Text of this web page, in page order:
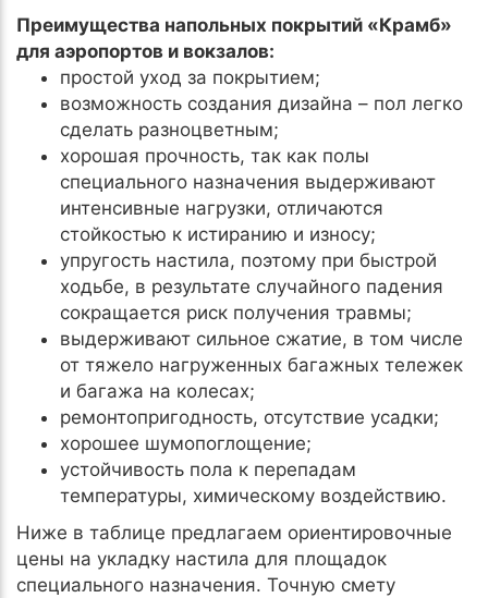
Преимущества напольных покрытий «Крамб»
для аэропортов и вокзалов:
простой уход за покрытием;
возможность создания дизайна – пол легко
сделать разноцветным;
хорошая прочность, так как полы
специального назначения выдерживают
интенсивные нагрузки, отличаются
стойкостью к истиранию и износу;
упругость настила, поэтому при быстрой
ходьбе, в результате случайного падения
сокращается риск получения травмы;
выдерживают сильное сжатие, в том числе
от тяжело нагруженных багажных тележек
и багажа на колесах;
ремонтопригодность, отсутствие усадки;
хорошее шумопоглощение;
устойчивость пола к перепадам
температуры, химическому воздействию.
Ниже в таблице предлагаем ориентировочные
цены на укладку настила для площадок
специального назначения. Точную смету